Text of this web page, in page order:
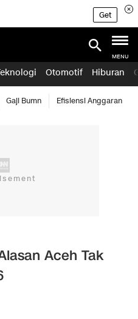
Get
MENU
Otomotif Hiburan
Gaji Bumn Efisiensi Anggaran
Aceh Tak